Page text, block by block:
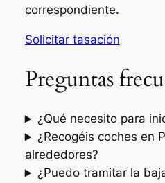
correspondiente.
Solicitar tasación
Preguntas
¿Qué necesito para
¿Recogéis coches en
alrededores?
¿Puedo tramitar la